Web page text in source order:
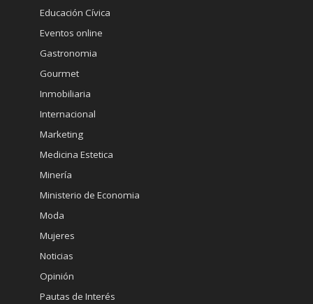
Educación Cívica
Eventos online
Gastronomia
Gourmet
Inmobiliaria
Internacional
Marketing
Medicina Estetica
Minería
Ministerio de Economia
Moda
Mujeres
Noticias
Opinión
Pautas de Interés